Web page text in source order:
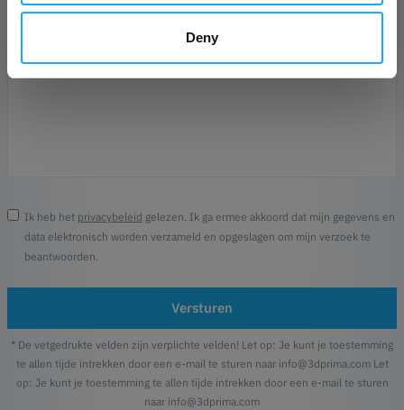
Deny
Ik heb het privacybeleid gelezen. Ik ga ermee akkoord dat mijn gegevens en
data elektronisch worden verzameld en opgeslagen om mijn verzoek te
beantwoorden.
Versturen
* De vetgedrukte velden zijn verplichte velden! Let op: Je kunt je toestemming
te allen tijde intrekken door een e-mail te sturen naar info@3dprima.com Let
op: Je kunt je toestemming te allen tijde intrekken door een e-mail te sturen
naar info@3dprima.com